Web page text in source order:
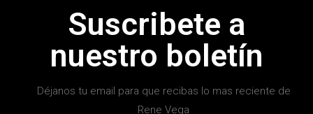
Suscribete a
nuestro boletín
Déjanos tu email para que recibas lo mas reciente de
Rene Vega